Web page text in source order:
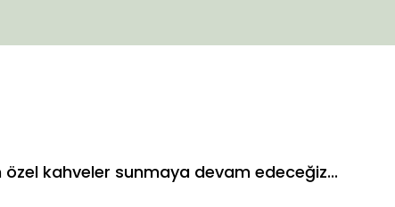
kahveler sunmaya devam edeceğiz...